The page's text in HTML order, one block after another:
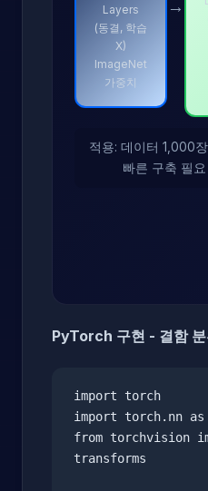
Layers
(동결, 학습
X)
ImageNet
가중치
→
적용: 데이터 1,000
빠른 구축 필요
PyTorch 구현 - 결함
import torch
import torch.nn as
from torchvision
transforms